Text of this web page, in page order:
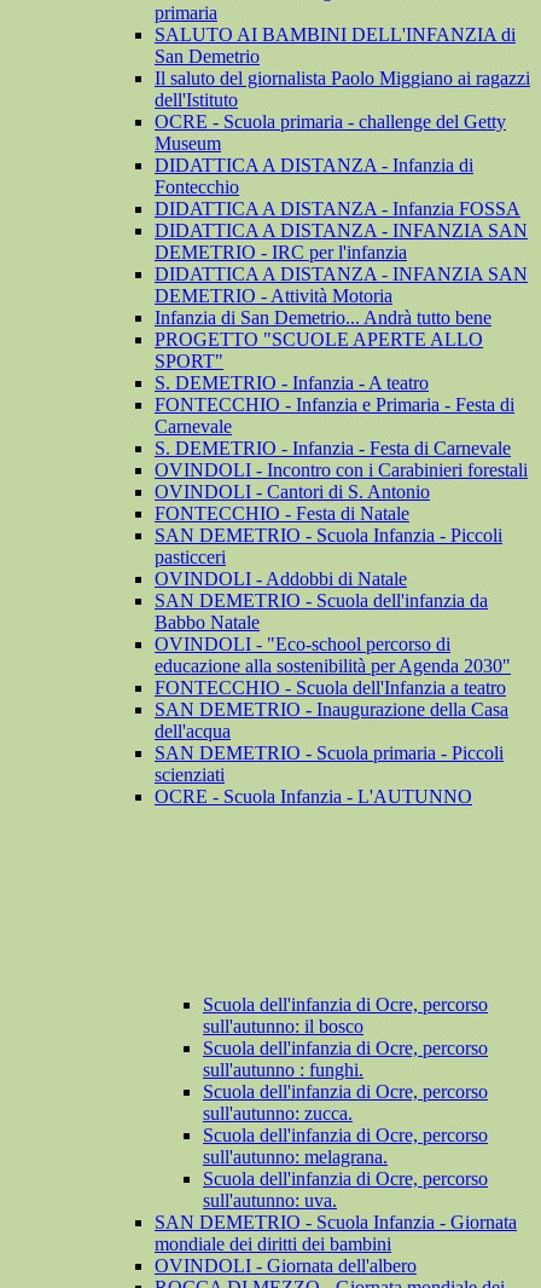
primaria
SALUTO AI BAMBINI DELL'INFANZIA di
San Demetrio
Il saluto del giornalista Paolo Miggiano ai ragazzi
dell'Istituto
OCRE - Scuola primaria - challenge del Getty
Museum
DIDATTICA A DISTANZA - Infanzia di
Fontecchio
DIDATTICA A DISTANZA - Infanzia FOSSA
DIDATTICA A DISTANZA - INFANZIA SAN
DEMETRIO - IRC per l'infanzia
DIDATTICA A DISTANZA - INFANZIA SAN
DEMETRIO - Attività Motoria
Infanzia di San Demetrio... Andrà tutto bene
PROGETTO "SCUOLE APERTE ALLO
SPORT"
S. DEMETRIO - Infanzia - A teatro
FONTECCHIO - Infanzia e Primaria - Festa di
Carnevale
S. DEMETRIO - Infanzia - Festa di Carnevale
OVINDOLI - Incontro con i Carabinieri forestali
OVINDOLI - Cantori di S. Antonio
FONTECCHIO - Festa di Natale
SAN DEMETRIO - Scuola Infanzia - Piccoli
pasticceri
OVINDOLI - Addobbi di Natale
SAN DEMETRIO - Scuola dell'infanzia da
Babbo Natale
OVINDOLI - "Eco-school percorso di
educazione alla sostenibilità per Agenda 2030"
FONTECCHIO - Scuola dell'Infanzia a teatro
SAN DEMETRIO - Inaugurazione della Casa
dell'acqua
SAN DEMETRIO - Scuola primaria - Piccoli
scienziati
OCRE - Scuola Infanzia - L'AUTUNNO
Scuola dell'infanzia di Ocre, percorso
sull'autunno: il bosco
Scuola dell'infanzia di Ocre, percorso
sull'autunno : funghi.
Scuola dell'infanzia di Ocre, percorso
sull'autunno: zucca.
Scuola dell'infanzia di Ocre, percorso
sull'autunno: melagrana.
Scuola dell'infanzia di Ocre, percorso
sull'autunno: uva.
SAN DEMETRIO - Scuola Infanzia - Giornata
mondiale dei diritti dei bambini
OVINDOLI - Giornata dell'albero